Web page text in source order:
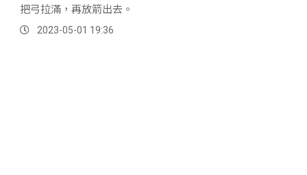
把弓拉滿，再放箭出去。
2023-05-01 19:36